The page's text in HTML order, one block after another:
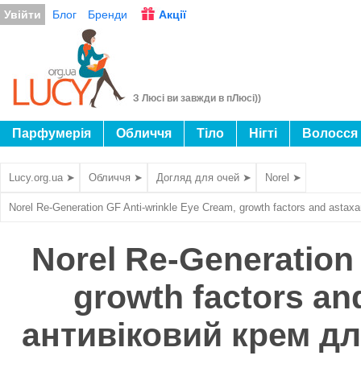
Увійти Блог Бренди Акції
З Люсі ви завжди в пЛюсі))
Парфумерія Обличчя Тіло Нігті Волосся
Lucy.org.ua ➤ Обличчя ➤ Догляд для очей ➤ Norel ➤
Norel Re-Generation GF Anti-wrinkle Eye Cream, growth factors and
Norel Re-
growth factors
антивіковий крем